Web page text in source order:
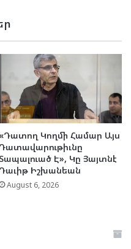
«Դատող Կողմի Համար Այս
Դատավարութիւնը
Տապալուած Է», Կը Յայտնէ
Դաւիթ Իշխանեան
August 6, 2026